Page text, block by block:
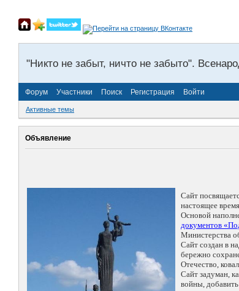
"Никто не забыт, ничто не забыто".
Форум Участники Поиск Регистрация Войти
Активные темы
Объявление
Сайт
настоящее
Основой
документов
Министерства
Сайт создан в
бережно
Отечество,
Сайт задуман,
войны,